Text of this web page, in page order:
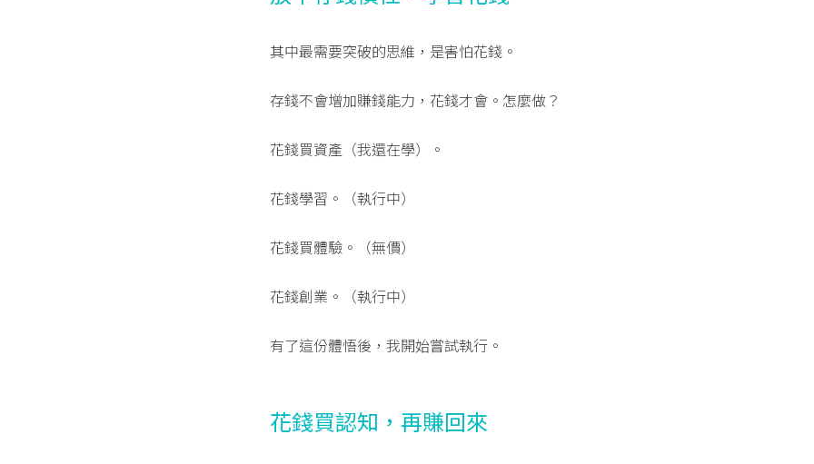
其中最需要突破的思維，是害怕花錢。
存錢不會增加賺錢能力，花錢才會。怎麼做？
花錢買資產（我還在學）。
花錢學習。（執行中）
花錢買體驗。（無價）
花錢創業。（執行中）
有了這份體悟後，我開始嘗試執行。
花錢買認知，再賺回來